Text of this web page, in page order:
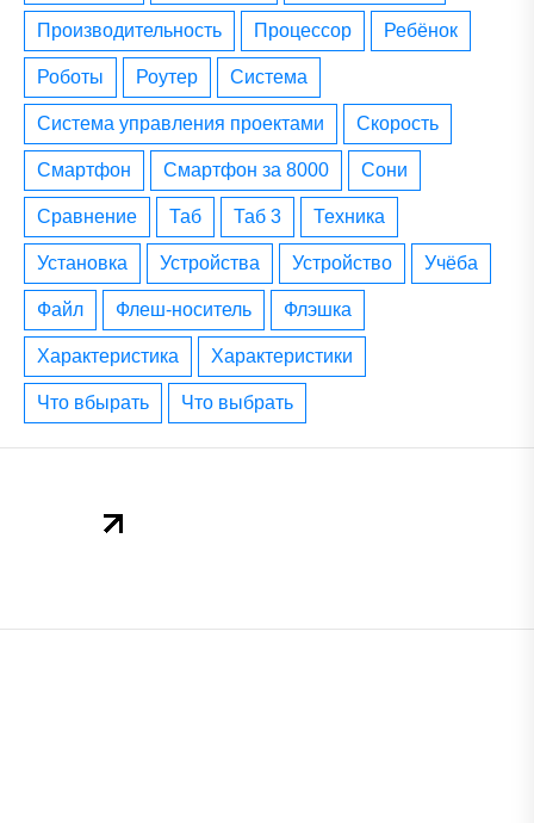
производительность процессор ребёнок
роботы роутер система
система управления проектами скорость
смартфон смартфон за 8000 сони
сравнение таб таб 3 техника
установка устройства устройство учёба
файл флеш-носитель флэшка
характеристика характеристики
что вбырать что выбрать